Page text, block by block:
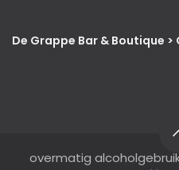
De Grappe Bar & Boutique >
overmatig